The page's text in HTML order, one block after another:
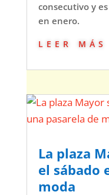
consecutivo y
en enero.
leer más
La plaza
el sábado
moda